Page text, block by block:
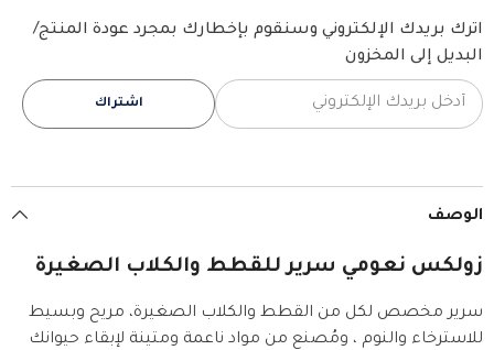
غطاء
زهري
غطاء
زهري
اترك بريدك الإلكتروني وسنقوم بإخطارك بمجرد عودة المنتج/
البديل إلى المخزون
اشتراك
الوصف
زولكس نعومي سرير للقطط والكلاب الصغيرة
سرير مخصص لكل من القطط والكلاب الصغيرة، مريح وبسيط
للاسترخاء والنوم ، ومُصنع من مواد ناعمة ومتينة لإبقاء حيوانك